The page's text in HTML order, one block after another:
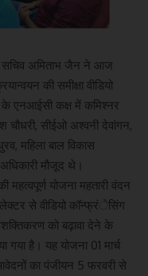
अमिताभ जैन ने आज
की समीक्षा वीडियो
के एनआईसी कक्ष में कमिश्नर
चौधरी, सीईओ अश्वनी देवांगन,
महिला बाल विकास
मौजूद थे।
योजना महतारी वंदन
से वीडियो कॉन्फ्रंेसिंग
को बढ़ावा देने के
गया है। यह योजना 01 मार्च
का पंजीयन 5 फरवरी से